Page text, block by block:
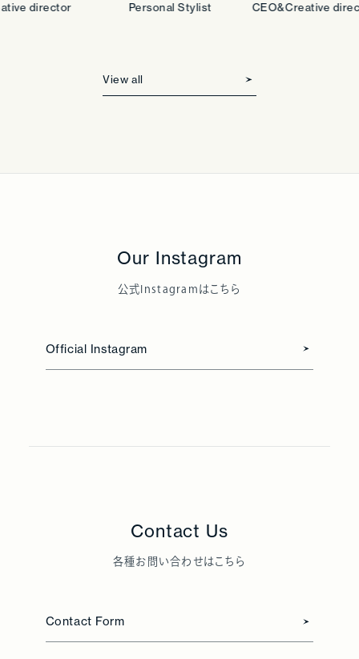
director
Personal Stylist
CEO&Creative
View all
Our Instagram
公式Instagramはこちら
Official Instagram
Contact Us
各種お問い合わせはこちら
Contact Form